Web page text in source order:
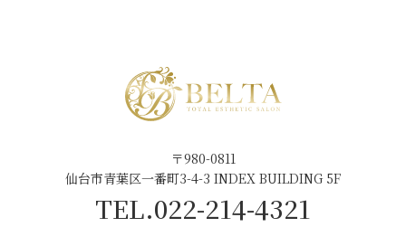
〒980-0811
仙台市青葉区一番町3-4-3 INDEX BUILDING 5F
TEL.022-214-4321